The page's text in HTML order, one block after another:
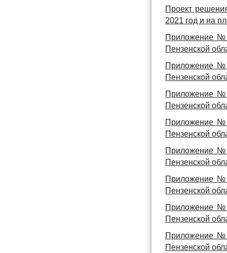
Проект
2021 год и на
Приложение №
Пензенской
Приложение №
Пензенской
Приложение №
Пензенской
Приложение №
Пензенской
Приложение №
Пензенской
Приложение №
Пензенской
Приложение №
Пензенской
Приложение №
Пензенской